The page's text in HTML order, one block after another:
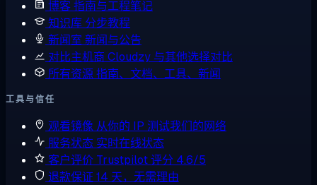
博客指南与工程笔记
知识库 分步教程
新闻室 新闻与公告
对比主机商 Cloudzy 与其他选择对比
所有资源指南、文档、工具、新闻
工具与信任
观看镜像 从你的 IP 测试我们的网络
服务状态 实时在线状态
客户评价 Trustpilot 评分 4.6/5
退款保证 14 天，无需理由